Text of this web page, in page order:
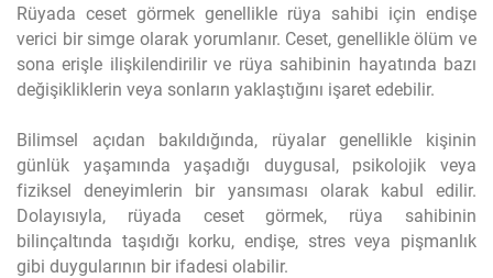
Rüyada ceset görmek genellikle rüya sahibi için endişe
verici bir simge olarak yorumlanır. Ceset, genellikle ölüm ve
sona erişle ilişkilendirilir ve rüya sahibinin hayatında bazı
değişikliklerin veya sonların yaklaştığını işaret edebilir.
Bilimsel açıdan bakıldığında, rüyalar genellikle kişinin
günlük yaşamında yaşadığı duygusal, psikolojik veya
fiziksel deneyimlerin bir yansıması olarak kabul edilir.
Dolayısıyla, rüyada ceset görmek, rüya sahibinin
bilinçaltında taşıdığı korku, endişe, stres veya pişmanlık
gibi duygularının bir ifadesi olabilir.